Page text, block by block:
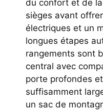
du confort et de
sièges avant
électriques et un
longues étapes
rangements sont
central avec
porte profondes
suffisamment
un sac de